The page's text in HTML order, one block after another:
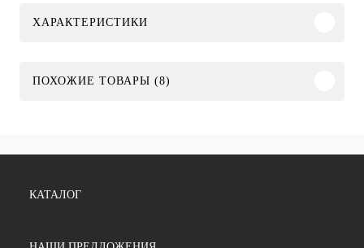
ХАРАКТЕРИСТИКИ
ПОХОЖИЕ ТОВАРЫ (8)
КАТАЛОГ